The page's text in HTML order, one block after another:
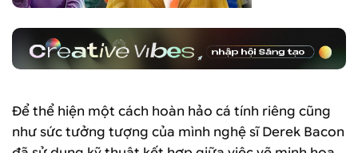
Để thể hiện một cách hoàn hảo cá tính riêng cũng
như sức tưởng tượng của mình nghệ sĩ Derek Bacon